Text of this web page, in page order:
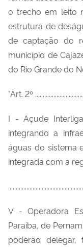
o trecho em leito
estrutura de
de captação do
município de
do Rio Grande do
"Art. 2º
I - Açude
integrando a
águas do sistema
integrada com a
V - Operadora
Paraíba, de
poderão